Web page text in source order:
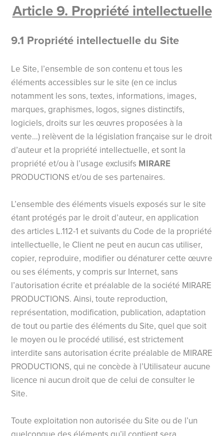
Article 9. Propriété intellectuelle
9.1 Propriété intellectuelle du Site
Le Site, l’ensemble de son contenu et tous les
éléments accessibles sur le site (en ce inclus
notamment les sons, textes, informations, images,
marques, graphismes, logos, signes distinctifs,
logiciels, droits sur les œuvres proposées à la
vente…) relèvent de la législation française sur le droit
d’auteur et la propriété intellectuelle, et sont la
propriété et/ou à l’usage exclusifs MIRARE
PRODUCTIONS et/ou de ses partenaires.
L’ensemble des éléments visuels exposés sur le site
étant protégés par le droit d’auteur, en application
des articles L.112-1 et suivants du Code de la propriété
intellectuelle, le Client ne peut en aucun cas utiliser,
copier, reproduire, modifier ou dénaturer cette œuvre
ou ses éléments, y compris sur Internet, sans
l’autorisation écrite et préalable de la société MIRARE
PRODUCTIONS. Ainsi, toute reproduction,
représentation, modification, publication, adaptation
de tout ou partie des éléments du Site, quel que soit
le moyen ou le procédé utilisé, est strictement
interdite sans autorisation écrite préalable de MIRARE
PRODUCTIONS, qui ne concède à l’Utilisateur aucune
licence ni aucun droit que de celui de consulter le
Site.
Toute exploitation non autorisée du Site ou de l’un